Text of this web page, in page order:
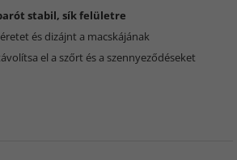
stabil, sík felületre
és dizájnt a macskájának
el a szőrt és a szennyeződéseket